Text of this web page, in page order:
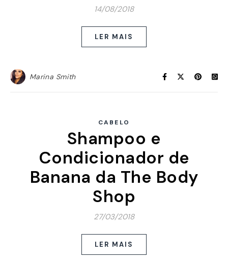
14/08/2018
LER MAIS
Marina Smith
CABELO
Shampoo e
Condicionador de
Banana da The Body
Shop
27/03/2018
LER MAIS